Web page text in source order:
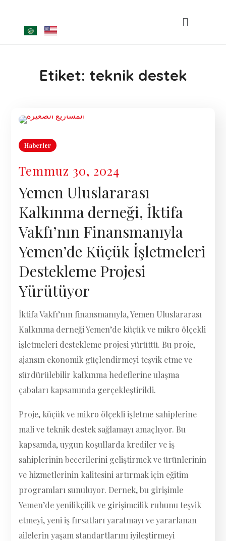
Etiket: teknik destek
Haberler
Temmuz 30, 2024
Yemen Uluslararası
Kalkınma derneği, İktifa
Vakfı’nın Finansmanıyla
Yemen’de Küçük İşletmeleri
Destekleme Projesi
Yürütüyor
İktifa Vakfı’nın finansmanıyla, Yemen Uluslararası
Kalkınma derneği Yemen’de küçük ve mikro ölçekli
işletmeleri destekleme projesi yürüttü. Bu proje,
ajansın ekonomik güçlendirmeyi teşvik etme ve
sürdürülebilir kalkınma hedeflerine ulaşma
çabaları kapsamında gerçekleştirildi.
Proje, küçük ve mikro ölçekli işletme sahiplerine
mali ve teknik destek sağlamayı amaçlıyor. Bu
kapsamda, uygun koşullarda krediler ve iş
sahiplerinin becerilerini geliştirmek ve ürünlerinin
ve hizmetlerinin kalitesini artırmak için eğitim
programları sunuluyor. Dernek, bu girişimle
Yemen’de yenilikçilik ve girişimcilik ruhunu teşvik
etmeyi, yeni iş fırsatları yaratmayı ve yararlanan
ailelerin yaşam standartlarını iyileştirmeyi